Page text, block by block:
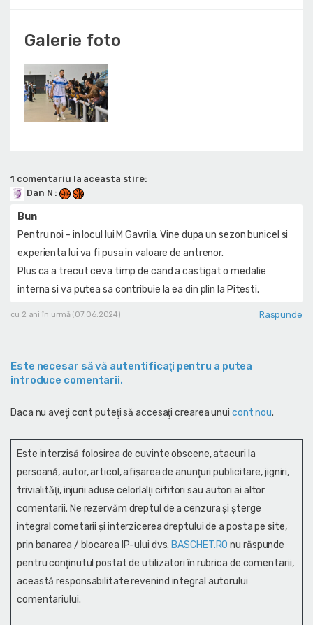
Galerie foto
1 comentariu la aceasta stire:
Dan N :
Bun
Pentru noi - in locul lui M Gavrila. Vine dupa un sezon bunicel si
experienta lui va fi pusa in valoare de antrenor.
Plus ca a trecut ceva timp de cand a castigat o medalie
interna si va putea sa contribuie la ea din plin la Pitesti.
cu 2 ani în urmă (07.06.2024) Raspunde
Este necesar să vă autentificaţi pentru a putea
introduce comentarii.
Daca nu aveţi cont puteţi să accesaţi crearea unui cont nou.
Este interzisă folosirea de cuvinte obscene, atacuri la
persoană, autor, articol, afişarea de anunţuri publicitare, jigniri,
trivialităţi, injurii aduse celorlalţi cititori sau autori ai altor
comentarii. Ne rezervăm dreptul de a cenzura și şterge
integral cometarii și interzicerea dreptului de a posta pe site,
prin banarea / blocarea IP-ului dvs. BASCHET.RO nu răspunde
pentru conţinutul postat de utilizatori în rubrica de comentarii,
această responsabilitate revenind integral autorului
comentariului.